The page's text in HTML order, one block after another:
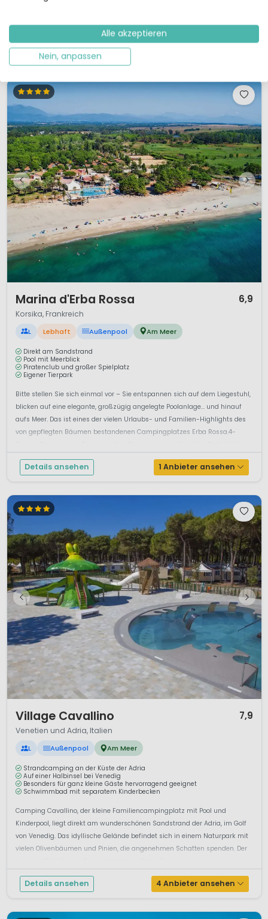
Komfort, für Wasserspaß, Sport und Spiel?Herzlich willkommen im
in der Nähe von Funtana, nicht weit von Pore...
Details ansehen
Marina d'Erba Rossa 6,9
Korsika, Frankreich
L Lebhaft Außenpool Am Meer
Direkt am Sandstrand
Pool mit Meerblick
Piratenclub und großer Spielplatz
Eigener Tierpark
Bitte stellen Sie sich einmal vor – Sie entspannen sich auf dem Liegestuhl,
blicken auf eine elegante, großzügig angelegte Poolanlage… und hinauf
aufs Meer. Das ist eines der vielen Urlaubs- und Familien-Highlights des
von gepflegten Bäumen bestandenen Campingplatzes Erba Rossa.4-
S...
Details ansehen 1 Anbieter ansehen
Village Cavallino 7,9
Venetien und Adria, Italien
L Außenpool Am Meer
Strandcamping an der Küste der Adria
Auf einer Halbinsel bei Venedig
Besonders für ganz kleine Gäste hervorragend geeignet
Schwimmbad mit separatem Kinderbecken
Camping Cavallino, der kleine Familiencampingplatz mit Pool und
Kinderpool, liegt direkt am wunderschönen Sandstrand der Adria, im Golf
von Venedig. Das idyllische Gelände befindet sich in einem Naturpark mit
vielen Olivenbäumen und Pinien, die angenehmen Schatten spenden. Der
Details ansehen 4 Anbieter ansehen
Alle akzeptieren
Nein, anpassen